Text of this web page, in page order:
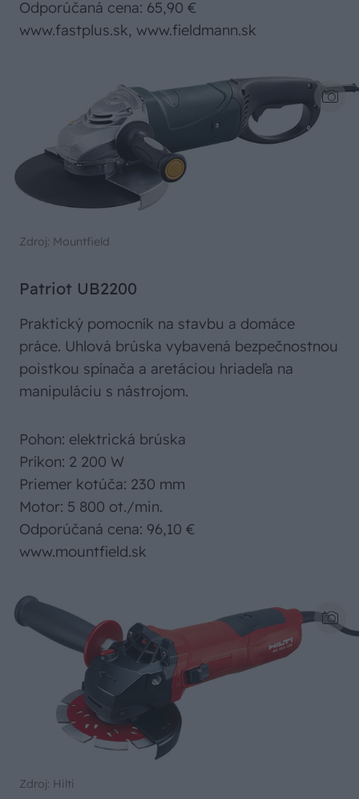
Odporúčaná cena: 65,90 €
www.fastplus.sk, www.fieldmann.sk
Zdroj: Mountfield
Patriot UB2200
Praktický pomocník na stavbu a domáce
práce. Uhlová brúska vybavená bezpečnostnou
poistkou spínača a aretáciou hriadeľa na
manipuláciu s nástrojom.
Pohon: elektrická brúska
Príkon: 2 200 W
Priemer kotúča: 230 mm
Motor: 5 800 ot./min.
Odporúčaná cena: 96,10 €
www.mountfield.sk
Zdroj: Hilti